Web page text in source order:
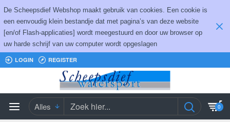
De Scheepsdief Webshop maakt gebruik van cookies. Een cookie is
een eenvoudig klein bestandje dat met pagina’s van deze website
[en/of Flash-applicaties] wordt meegestuurd en door uw browser op
uw harde schrijf van uw computer wordt opgeslagen
LOGIN REGISTER
Alles 0